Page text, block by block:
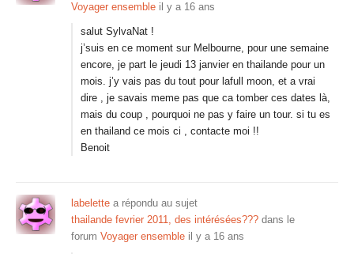
Voyager ensemble il y a 16 ans
salut SylvaNat !
j’suis en ce moment sur Melbourne, pour une semaine
encore, je part le jeudi 13 janvier en thailande pour un
mois. j’y vais pas du tout pour lafull moon, et a vrai
dire , je savais meme pas que ca tomber ces dates là,
mais du coup , pourquoi ne pas y faire un tour. si tu es
en thailand ce mois ci , contacte moi !!
Benoit
labelette a répondu au sujet
thailande fevrier 2011, des intérésées??? dans le
forum Voyager ensemble il y a 16 ans